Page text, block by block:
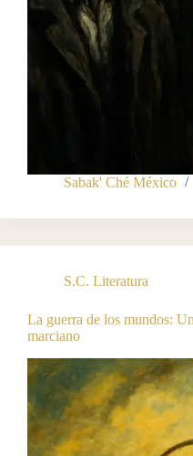
Sabak' Ché México
S.C. Literatura
La guerra de los mundos:
marciano